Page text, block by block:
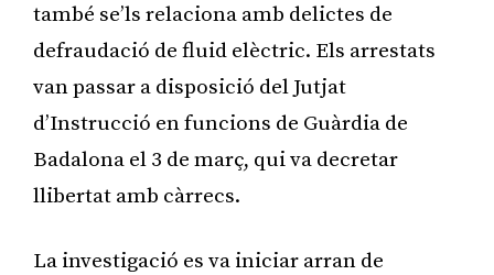
també se’ls relaciona amb delictes de
defraudació de fluid elèctric. Els arrestats
van passar a disposició del Jutjat
d’Instrucció en funcions de Guàrdia de
Badalona el 3 de març, qui va decretar
llibertat amb càrrecs.
La investigació es va iniciar arran de